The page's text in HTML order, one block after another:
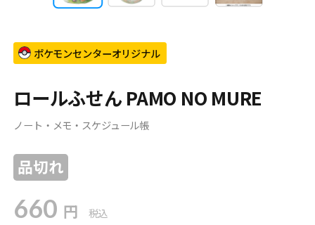
ポケモンセンターオリジナル
ロールふせん PAMO NO MURE
ノート・メモ・スケジュール帳
品切れ
660 円 税込